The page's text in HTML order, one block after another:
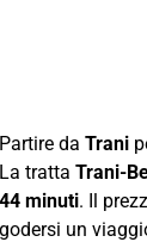
Partire da Trani
La tratta Trani-
44 minuti. Il
godersi un